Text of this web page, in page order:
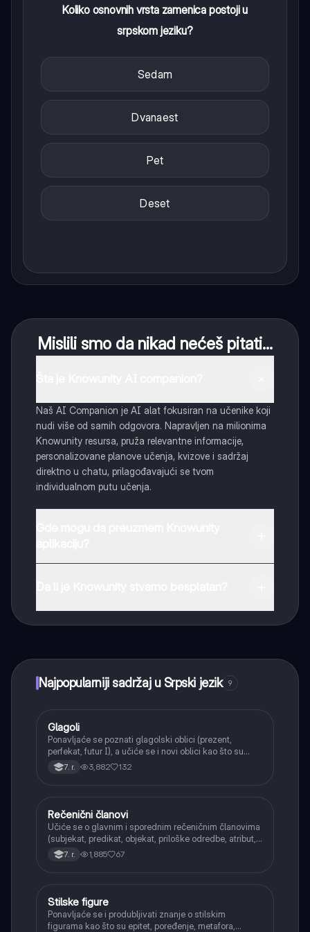
Koliko osnovnih vrsta zamenica postoji u
srpskom jeziku?
Sedam
Dvanaest
Pet
Deset
Mislili smo da nikad nećeš pitati...
Naš AI Companion je AI alat fokusiran na učenike koji
nudi više od samih odgovora. Napravljen na milionima
Knowunity resursa, pruža relevantne informacije,
personalizovane planove učenja, kvizove i sadržaj
direktno u chatu, prilagođavajući se tvom
individualnom putu učenja.
Najpopularniji sadržaj u Srpski jezik 9
Srpski jezik
Glagoli
Ponavljaće se poznati glagolski oblici (prezent,
perfekat, futur I), a učiće se i novi oblici kao što su
aorist, imperfekat, pluskvamperfekat, futur II, kao i
glagolski prilozi i pridevi.
7. r. 3,882 132
Srpski jezik
Rečenični članovi
Učiće se o glavnim i sporednim rečeničnim članovima
(subjekat, predikat, objekat, priloške odredbe, atribut,
apozicija) i njihovoj funkciji.
7. r. 1,885 67
Srpski jezik
Stilske figure
Ponavljaće se i produbljivati znanje o stilskim
figurama kao što su epitet, poređenje, metafora,